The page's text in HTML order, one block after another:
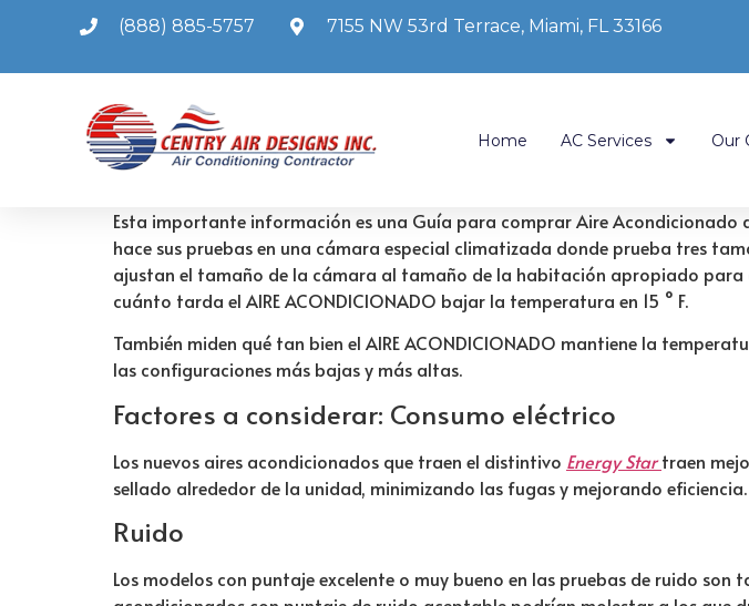
(888) 885-5757 7155 NW 53rd Terrace, Miami, FL 33166
Home AC Services Our
Esta importante información es una Guía para comprar Aire Acondicionado
hace sus pruebas en una cámara especial climatizada donde prueba tres
ajustan el tamaño de la cámara al tamaño de la habitación apropiado
cuánto tarda el AIRE ACONDICIONADO bajar la temperatura en 15 ° F.
También miden qué tan bien el AIRE ACONDICIONADO mantiene la
las configuraciones más bajas y más altas.
Factores a considerar: Consumo eléctrico
Los nuevos aires acondicionados que traen el distintivo Energy Star traen
sellado alrededor de la unidad, minimizando las fugas y mejorando eficiencia.
Ruido
Los modelos con puntaje excelente o muy bueno en las pruebas de ruido son